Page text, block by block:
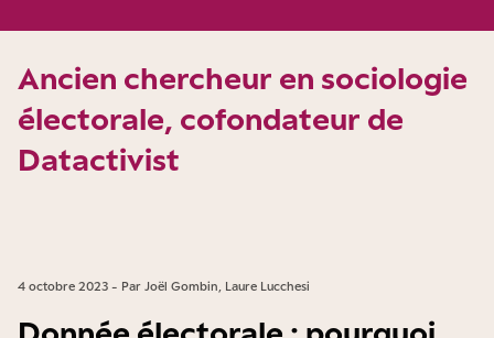
Ancien chercheur en sociologie
électorale, cofondateur de
Datactivist
4 octobre 2023 - Par Joël Gombin, Laure Lucchesi